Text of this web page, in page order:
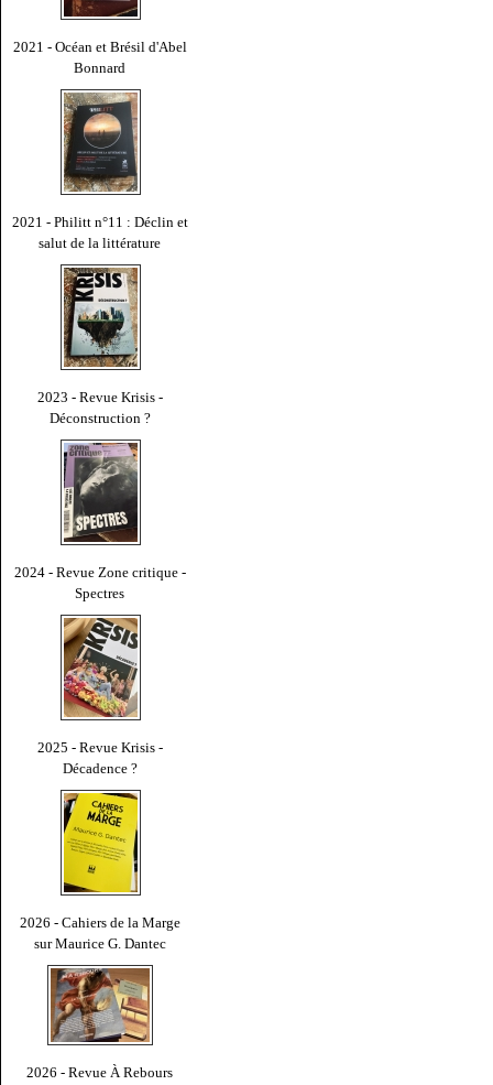
2021 - Océan et Brésil d'Abel
Bonnard
2021 - Philitt n°11 : Déclin et
salut de la littérature
2023 - Revue Krisis -
Déconstruction ?
2024 - Revue Zone critique -
Spectres
2025 - Revue Krisis -
Décadence ?
2026 - Cahiers de la Marge
sur Maurice G. Dantec
2026 - Revue À Rebours